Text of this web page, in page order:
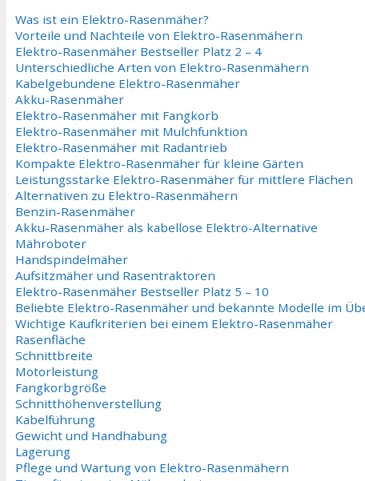
Was ist ein Elektro-Rasenmäher?
Vorteile und Nachteile von Elektro-Rasenmähern
Elektro-Rasenmäher Bestseller Platz 2 – 4
Unterschiedliche Arten von Elektro-Rasenmähern
Kabelgebundene Elektro-Rasenmäher
Akku-Rasenmäher
Elektro-Rasenmäher mit Fangkorb
Elektro-Rasenmäher mit Mulchfunktion
Elektro-Rasenmäher mit Radantrieb
Kompakte Elektro-Rasenmäher für kleine Gärten
Leistungsstarke Elektro-Rasenmäher für mittlere Flächen
Alternativen zu Elektro-Rasenmähern
Benzin-Rasenmäher
Akku-Rasenmäher als kabellose Elektro-Alternative
Mähroboter
Handspindelmäher
Aufsitzmäher und Rasentraktoren
Elektro-Rasenmäher Bestseller Platz 5 – 10
Beliebte Elektro-Rasenmäher und bekannte Modelle im
Wichtige Kaufkriterien bei einem Elektro-Rasenmäher
Rasenfläche
Schnittbreite
Motorleistung
Fangkorbgröße
Schnitthöhenverstellung
Kabelführung
Gewicht und Handhabung
Lagerung
Pflege und Wartung von Elektro-Rasenmähern